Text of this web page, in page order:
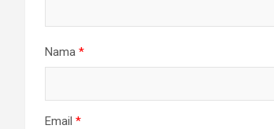
Nama *
Email *